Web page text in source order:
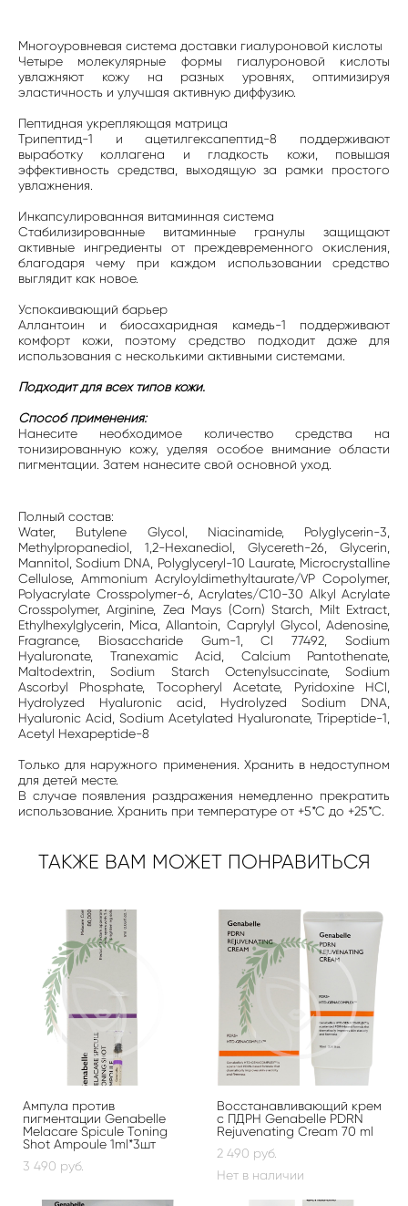
Многоуровневая система доставки гиалуроновой кислоты
Четыре молекулярные формы гиалуроновой кислоты
увлажняют кожу на разных уровнях, оптимизируя
эластичность и улучшая активную диффузию.
Пептидная укрепляющая матрица
Трипептид-1 и ацетилгексапептид-8 поддерживают
выработку коллагена и гладкость кожи, повышая
эффективность средства, выходящую за рамки простого
увлажнения.
Инкапсулированная витаминная система
Стабилизированные витаминные гранулы защищают
активные ингредиенты от преждевременного окисления,
благодаря чему при каждом использовании средство
выглядит как новое.
Успокаивающий барьер
Аллантоин и биосахаридная камедь-1 поддерживают
комфорт кожи, поэтому средство подходит даже для
использования с несколькими активными системами.
Подходит для всех типов кожи.
Способ применения:
Нанесите необходимое количество средства на
тонизированную кожу, уделяя особое внимание области
пигментации. Затем нанесите свой основной уход.
Полный состав:
Water, Butylene Glycol, Niacinamide, Polyglycerin-3,
Methylpropanediol, 1,2-Hexanediol, Glycereth-26, Glycerin,
Mannitol, Sodium DNA, Polyglyceryl-10 Laurate, Microcrystalline
Cellulose, Ammonium Acryloyldimethyltaurate/VP Copolymer,
Polyacrylate Crosspolymer-6, Acrylates/C10-30 Alkyl Acrylate
Crosspolymer, Arginine, Zea Mays (Corn) Starch, Milt Extract,
Ethylhexylglycerin, Mica, Allantoin, Caprylyl Glycol, Adenosine,
Fragrance, Biosaccharide Gum-1, CI 77492, Sodium
Hyaluronate, Tranexamic Acid, Calcium Pantothenate,
Maltodextrin, Sodium Starch Octenylsuccinate, Sodium
Ascorbyl Phosphate, Tocopheryl Acetate, Pyridoxine HCl,
Hydrolyzed Hyaluronic acid, Hydrolyzed Sodium DNA,
Hyaluronic Acid, Sodium Acetylated Hyaluronate, Tripeptide-1,
Acetyl Hexapeptide-8
Только для наружного применения. Хранить в недоступном
для детей месте.
В случае появления раздражения немедленно прекратить
использование. Хранить при температуре от +5*С до +25*С.
ТАКЖЕ ВАМ МОЖЕТ ПОНРАВИТЬСЯ
Ампула против
пигментации Genabelle
Melacare Spicule Toning
Shot Ampoule 1ml*3шт
3 490 pуб.
Восстанавливающий крем
с ПДРН Genabelle PDRN
Rejuvenating Cream 70 ml
2 490 pуб.
Нет в наличии